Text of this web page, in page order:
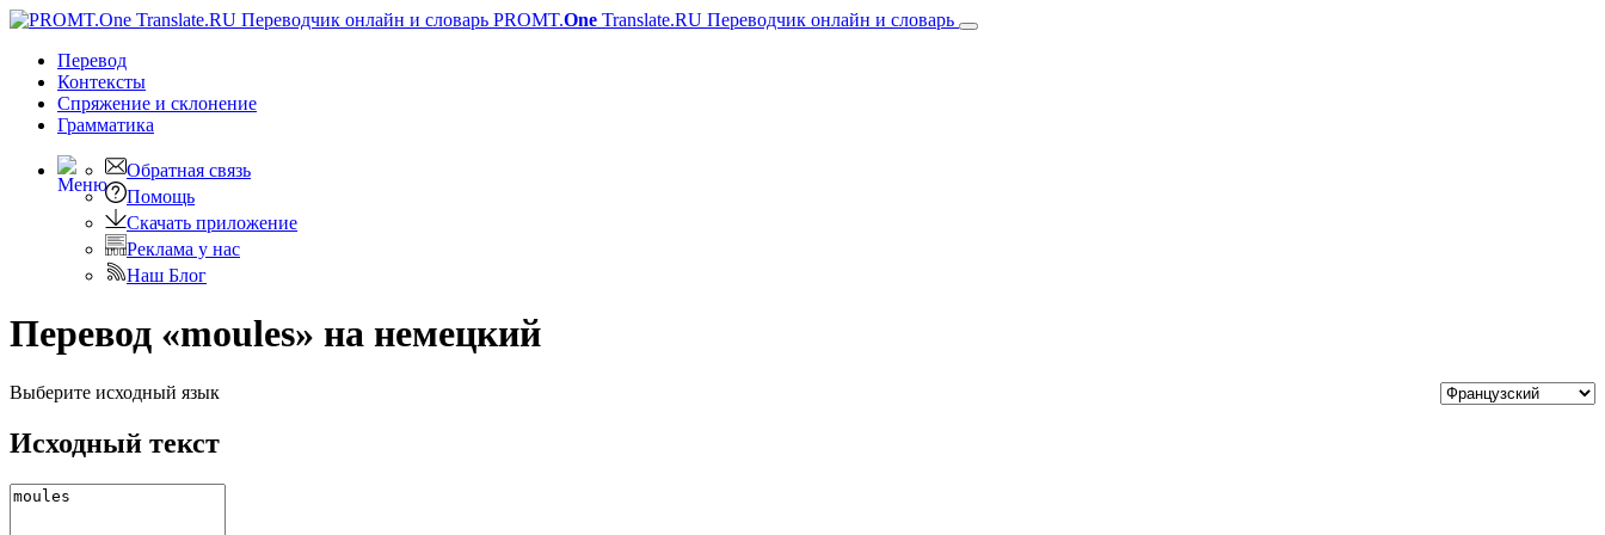
PROMT.One Translate.RU Переводчик онлайн и словарь
Перевод
Контексты
Спряжение и склонение
Грамматика
Обратная связь
Помощь
Скачать приложение
Реклама у нас
Наш Блог
Перевод «moules» на немецкий
Выберите исходный язык
Исходный текст